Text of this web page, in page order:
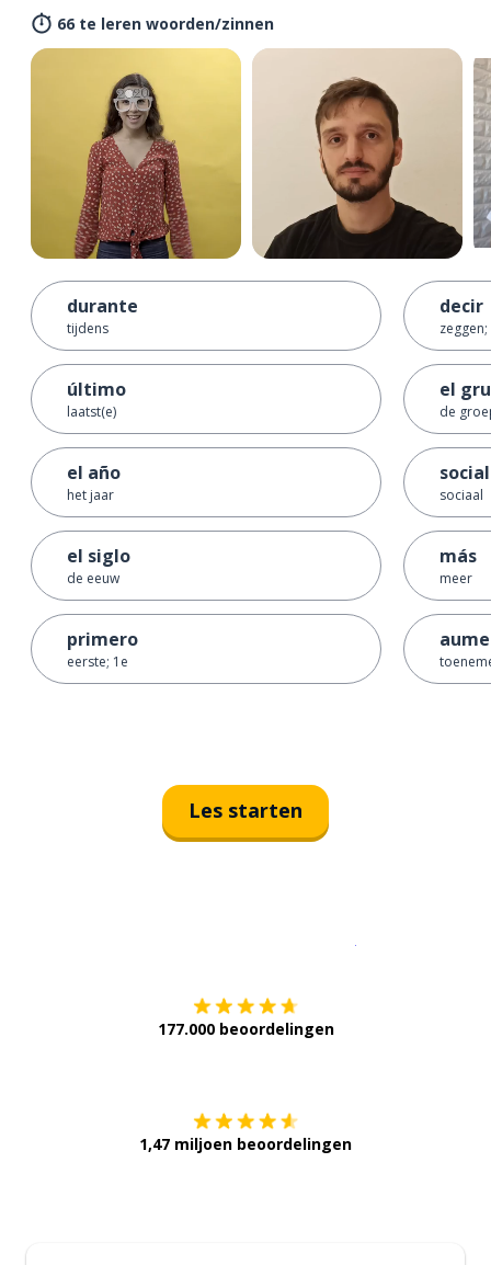
66 te leren woorden/zinnen
durante
tijdens
último
laatst(e)
el año
het jaar
el siglo
de eeuw
primero
eerste; 1e
decir
el
de
social
sociaal
más
meer
Les starten
177.000 beoordelingen
1,47 miljoen beoordelingen